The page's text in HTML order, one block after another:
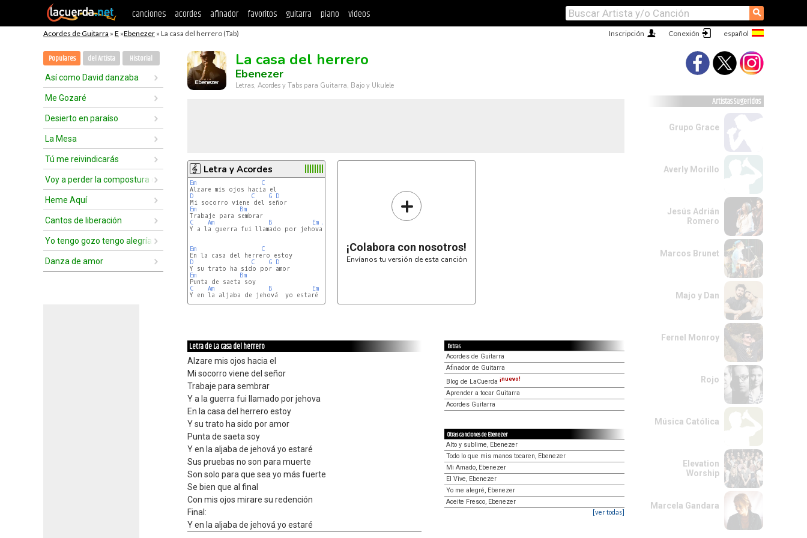
canciones acordes afinador favoritos guitarra piano videos ⚲
Acordes de Guitarra » E »Ebenezer » La casa del herrero (Tab) Conexión
Inscripción
Populares del Artista Historial
Así como David danzaba
Me Gozaré
Desierto en paraíso
La Mesa
Tú me reivindicarás
Voy a perder la compostura delante de ti
Heme Aquí
Cantos de liberación
Yo tengo gozo tengo alegría
Danza de amor
La casa del herrero
Ebenezer
Letras, Acordes y Tabs para Guitarra, Bajo y Ukulele
Letra y Acordes
Em
C
D
C G D
Em
Bm
C
Am B Em Am
Y a la guerra fui llamado por jehova
Em
C
D
C G D
Em
Bm
C
Am B Em
Y en la aljaba de jehová  yo estaré
+
¡Colabora con nosotros!
Envíanos tu versión de esta canción
Letra de La casa del herrero
Alzare mis ojos hacia el
Mi socorro viene del señor
Trabaje para sembrar
Y a la guerra fui llamado por jehova
En la casa del herrero estoy
Y su trato ha sido por amor
Punta de saeta soy
Y en la aljaba de jehová yo estaré
Sus pruebas no son para muerte
Son solo para que sea yo más fuerte
Se bien que al final
Con mis ojos mirare su redención
Final:
Y en la aljaba de jehová yo estaré
Extras
Acordes de Guitarra
Afinador de Guitarra
Blog de LaCuerda ¡nuevo!
Aprender a tocar Guitarra
Acordes Guitarra
Otras canciones de Ebenezer
Alto y sublime, Ebenezer
Todo lo que mis manos tocaren, Ebenezer
Mi Amado, Ebenezer
El Vive, Ebenezer
Yo me alegré, Ebenezer
Aceite Fresco, Ebenezer
[ver todas]
Artistas Sugeridos
Grupo Grace
Averly Morillo
Jesús Adrián
Romero
Marcos Brunet
Majo y Dan
Fernel Monroy
Rojo
Música Católica
Elevation
Worship
Marcela Gandara